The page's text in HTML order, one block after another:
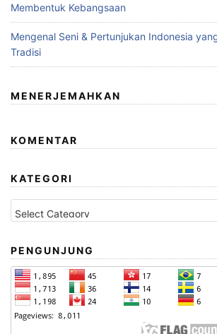
Membentuk Kebangsaan
Mengenal Seni & Pertunjukan Indonesia
Tradisi
MENERJEMAHKAN
KOMENTAR
KATEGORI
Kategori
PENGUNJUNG